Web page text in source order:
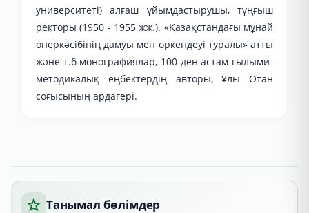
университеті) алғаш ұйымдастырушы, тұңғыш
ректоры (1950 - 1955 жж.). «Қазақстандағы мұнай
өнеркәсібінің дамуы мен өркендеуі туралы» атты
және т.б монографиялар, 100-ден астам ғылыми-
методикалық еңбектердің авторы, Ұлы Отан
соғысының ардагері.
Танымал бөлімдер